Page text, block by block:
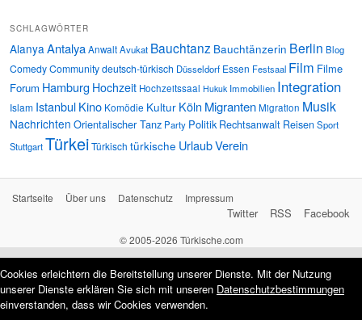
SCHLAGWÖRTER
AlanyaAntalyaAnwaltAvukat Bauchtanz Bauchtänzerin Berlin Blog
ComedyCommunitydeutsch-türkisch Düsseldorf Essen Festsaal Film Filme
Forum Hamburg Hochzeit Hochzeitssaal Hukuk Immobilien Integration
Islam IstanbulKino Komödie Kultur Köln MigrantenMigration Musik
Nachrichten Orientalischer Tanz Party Politik Rechtsanwalt ReisenSport
StuttgartTürkeiTürkisch türkische UrlaubVerein
Startseite Über uns Datenschutz Impressum
Facebook
RSS
Twitter
© 2005-2026 Türkische.com
Cookies erleichtern die Bereitstellung unserer Dienste. Mit der Nutzung
unserer Dienste erklären Sie sich mit unseren Datenschutzbestimmungen
einverstanden, dass wir Cookies verwenden.